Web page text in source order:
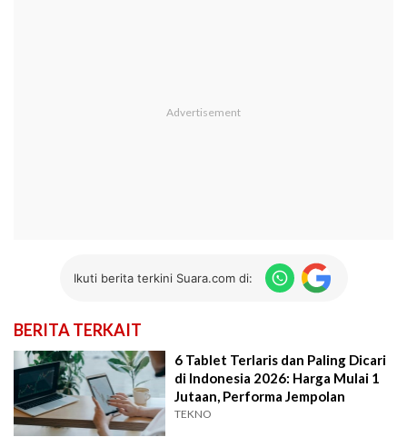
Ikuti berita terkini Suara.com di:
BERITA TERKAIT
6 Tablet Terlaris dan Paling Dicari
di Indonesia 2026: Harga Mulai 1
Jutaan, Performa Jempolan
TEKNO